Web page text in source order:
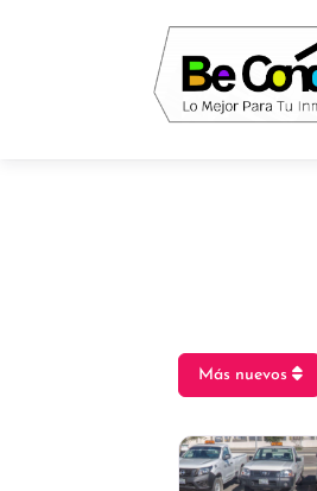
Más nuevos